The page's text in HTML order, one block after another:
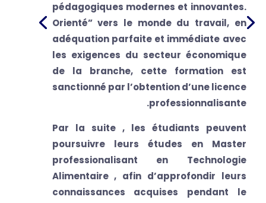
pédagogiques modernes et innovantes.
Orienté” vers le monde du travail, en
adéquation parfaite et immédiate avec
les exigences du secteur économique
de la branche, cette formation est
sanctionné par l’obtention d’une licence
professionnalisante.
Par la suite , les étudiants peuvent
poursuivre leurs études en Master
professionalisant en Technologie
Alimentaire, afin d’approfondir leurs
connaissances acquises pendant le